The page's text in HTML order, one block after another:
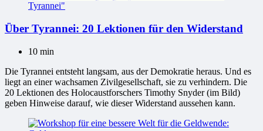
Über Tyrannei: 20 Lektionen für den Widerstand
10 min
Die Tyrannei entsteht langsam, aus der Demokratie heraus. Und es
liegt an einer wachsamen Zivilgesellschaft, sie zu verhindern. Die
20 Lektionen des Holocaustforschers Timothy Snyder (im Bild)
geben Hinweise darauf, wie dieser Widerstand aussehen kann.